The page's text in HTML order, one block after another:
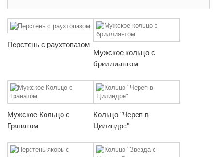
Перстень с раухтопазом
Мужское кольцо с
бриллиантом
Мужское Кольцо с
Гранатом
Кольцо "Череп в
Цилиндре"